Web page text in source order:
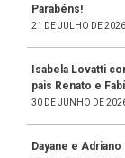
Parabéns!
21 DE JULHO DE 2026
Isabela Lovatti
pais Renato e
30 DE JUNHO DE
Dayane e